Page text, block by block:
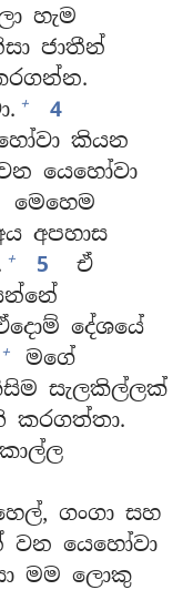
හැම
ජාතීන්
+
4
කියන
යෙහෝවා
මෙහෙම
අපහාස
+ 5
ඒ
දේශයේ
+
මගේ
සැලකිල්ලක්
කරගත්තා.
ගංගා සහ
වන යෙහෝවා
මම ලොකු